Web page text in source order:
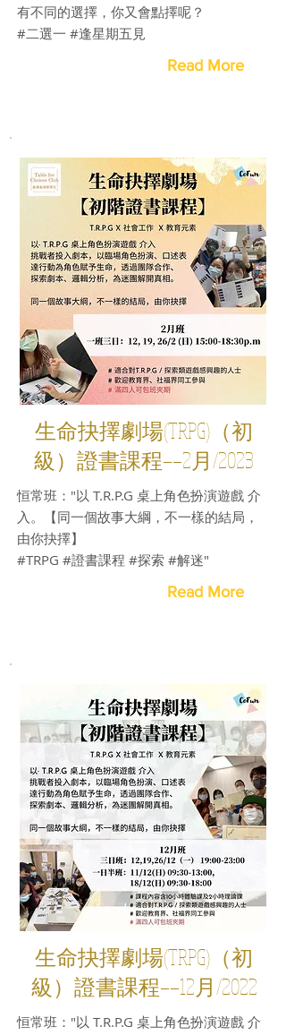
有不同的選擇，你又會點擇呢？
#二選一 #逢星期五見
Read More
生命抉擇劇場(TRPG)（初
級）證書課程——2月/2023
恒常班："以 T.R.P.G 桌上角色扮演遊戲 介
入。【同一個故事大綱，不一樣的結局，
由你抉擇】
#TRPG #證書課程 #探索 #解迷"
Read More
生命抉擇劇場(TRPG)（初
級）證書課程——12月/2022
恒常班："以 T.R.P.G 桌上角色扮演遊戲 介